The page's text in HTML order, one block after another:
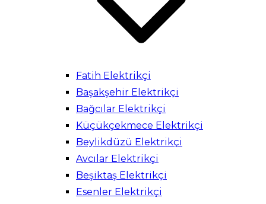
Fatih Elektrikçi
Başakşehir Elektrikçi
Bağcılar Elektrikçi
Küçükçekmece Elektrikçi
Beylikdüzü Elektrikçi
Avcılar Elektrikçi
Beşiktaş Elektrikçi
Esenler Elektrikçi